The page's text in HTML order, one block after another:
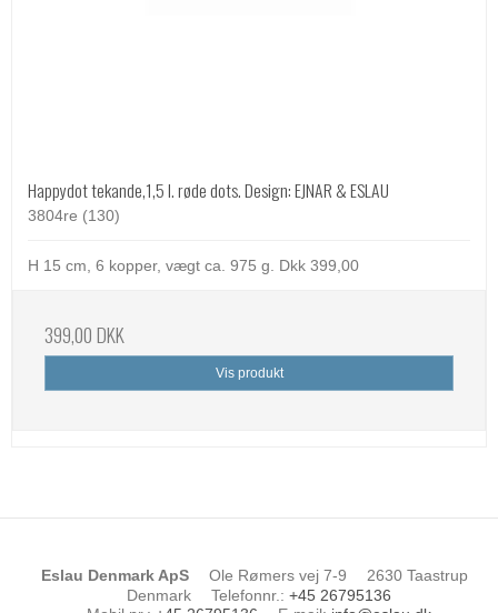
Happydot tekande,1,5 l. røde dots. Design: EJNAR & ESLAU
3804re (130)
H 15 cm, 6 kopper, vægt ca. 975 g. Dkk 399,00
399,00 DKK
Vis produkt
Eslau Denmark ApS Ole Rømers vej 7-9
2630 Taastrup
Denmark
Telefonnr. : +45 26795136